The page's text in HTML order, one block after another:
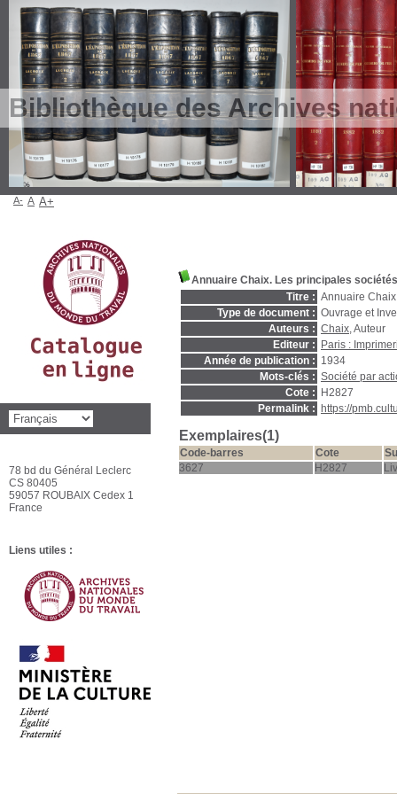
Bibliothèque des Archives
Annuaire Chaix. Les principales
Titre : Annuaire
Type de document : Ouvrage et
Auteurs : Chaix, Auteur
Editeur :
Paris :
Année de publication : 1934
Mots-clés : Société par
Cote :
H2827
Permalink :
https://
Exemplaires(1)
Code-barres Cote
3627
H2827
A- A A+
78 bd du Général Leclerc
CS 80405
59057 ROUBAIX Cedex 1
France
Liens utiles :